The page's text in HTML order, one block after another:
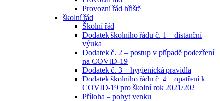
Provozní řád hřiště
školní řád
Školní řád
Dodatek školního řádu č. 1 – distanční
výuka
Dodatek č. 2 – postup v případě podezření
na COVID-19
Dodatek č. 3 – hygienická pravidla
Dodatek školního řádu č. 4 – opatření k
COVID-19 pro školní rok 2021/202
Příloha – pobyt venku